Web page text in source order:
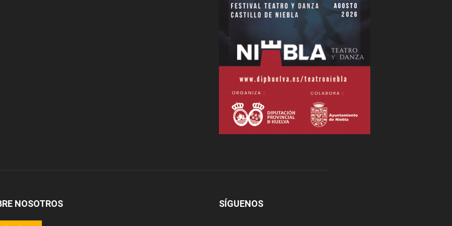
NOSOTROS SÍGUENOS